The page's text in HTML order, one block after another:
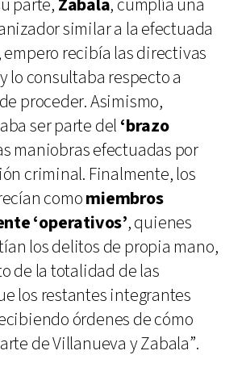
parte, Zabala, cumplía una
similar a la efectuada
recibía las directivas
lo consultaba respecto a
proceder. Asimismo,
ser parte del ‘brazo
maniobras efectuadas por
criminal. Finalmente, los
comomiembros
‘operativos’, quienes
los delitos de propia mano,
de la totalidad de las
los restantes integrantes
órdenes de cómo
de Villanueva y Zabala”.